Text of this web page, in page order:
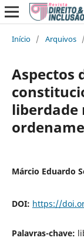
Início / Arquivos /
Aspectos
liberdade
Márcio Eduardo
DOI: https://
Palavras-chave: